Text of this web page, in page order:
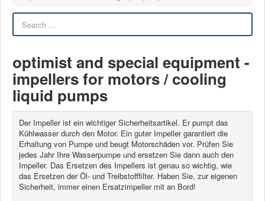
Videos
Contact persons
Contact form
Become a customer
Complaint
News
Products
Products
optimist and special equipment -
impellers for motors / cooling
liquid pumps
Der Impeller ist ein wichtiger Sicherheitsartikel. Er pumpt das
Kühlwasser durch den Motor. Ein guter Impeller garantiert die
Erhaltung von Pumpe und beugt Motorschäden vor. Prüfen Sie
jedes Jahr Ihre Wasserpumpe und ersetzen Sie dann auch den
Impeller. Das Ersetzen des Impellers ist genau so wichtig, wie
das Ersetzen der Öl- und Treibstofffilter. Haben Sie, zur eigenen
Sicherheit, immer einen Ersatzimpeller mit an Bord!